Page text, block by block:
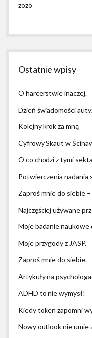
zozo
Ostatnie wpisy
O harcerstwie inaczej.
Dzień świadomości
Kolejny krok za mną
Cyfrowy Skaut w
O co chodzi z tymi
Potwierdzenia nadania
Zaproś mnie do siebie
Najczęściej używane
Moje badanie naukowe
Moje przygody z JASP.
Zaproś mnie do siebie.
Artykuły na
ADHD to nie wymysł!
Kiedy token zapomni
Nowy outlook nie umie